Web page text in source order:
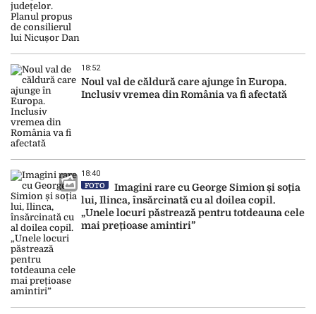
18:52
Noul val de căldură care ajunge în Europa.
Inclusiv vremea din România va fi afectată
18:40
FOTO
Imagini rare cu George Simion și soția
lui, Ilinca, însărcinată cu al doilea copil.
„Unele locuri păstrează pentru totdeauna cele
mai prețioase amintiri”